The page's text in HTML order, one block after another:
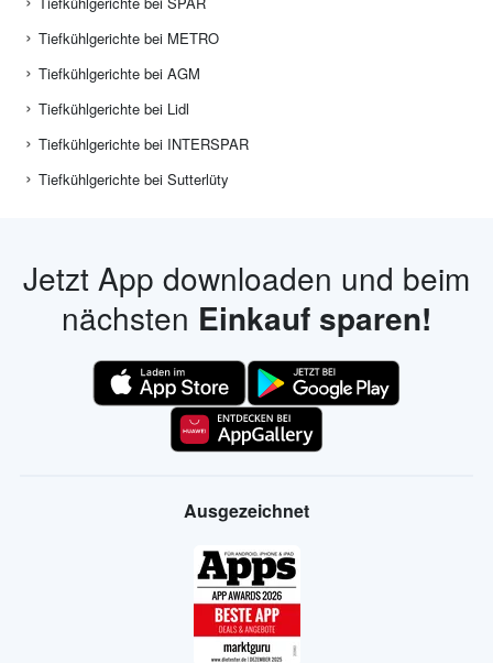
Tiefkühlgerichte bei METRO
Tiefkühlgerichte bei AGM
Tiefkühlgerichte bei Lidl
Tiefkühlgerichte bei INTERSPAR
Tiefkühlgerichte bei Sutterlüty
Jetzt App downloaden und beim
nächsten Einkauf sparen!
Ausgezeichnet